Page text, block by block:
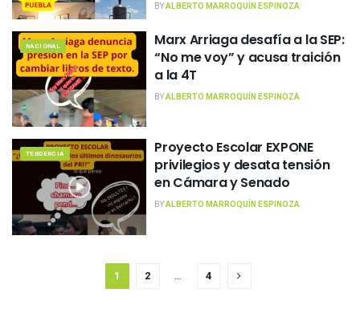
BYALBERTO MARROQUÍN ESPINOZA
NACIONAL
Marx Arriaga desafía a la SEP:
“No me voy” y acusa traición
a la 4T
BYALBERTO MARROQUÍN ESPINOZA
TENDENCIA
Proyecto Escolar EXPONE
privilegios y desata tensión
en Cámara y Senado
BYALBERTO MARROQUÍN ESPINOZA
1 2 … 4